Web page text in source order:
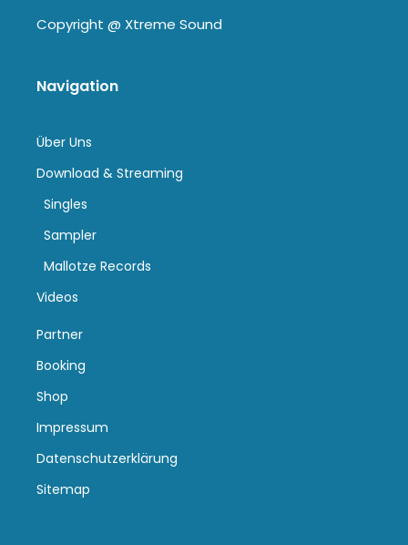
Copyright @ Xtreme Sound
Navigation
Über Uns
Download & Streaming
Singles
Sampler
Mallotze Records
Videos
Partner
Booking
Shop
Impressum
Datenschutzerklärung
Sitemap